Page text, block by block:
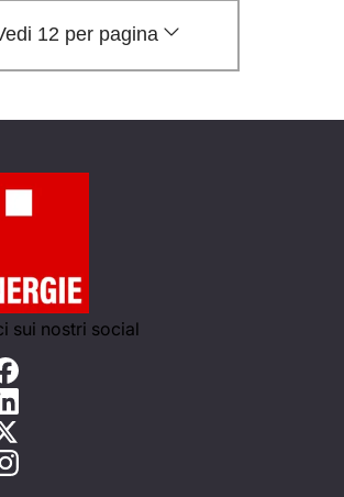
12 per pagina
sui nostri social